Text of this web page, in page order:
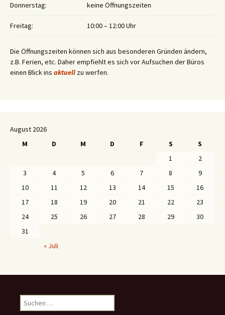
Donnerstag: keine Öffnungszeiten
Freitag: 10:00 – 12:00 Uhr
Die Öffnungszeiten können sich aus besonderen Gründen ändern,
z.B. Ferien, etc. Daher empfiehlt es sich vor Aufsuchen der Büros
einen Blick ins aktuell zu werfen.
August 2026
M
D M D F S
S
1
2
3
4 5 6 7 8
9
10
11 12 13 14 15
16
17
18 19 20 21 22
23
24
25 26 27 28 29
30
31
« Juli
u